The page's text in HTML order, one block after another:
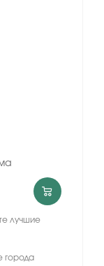
лучшие
города